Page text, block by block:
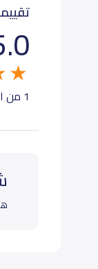
1 من التقييمات